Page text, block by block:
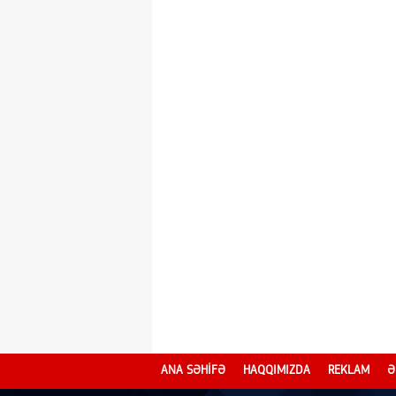
ANA SƏHİFƏ HAQQIMIZDA REKLAM